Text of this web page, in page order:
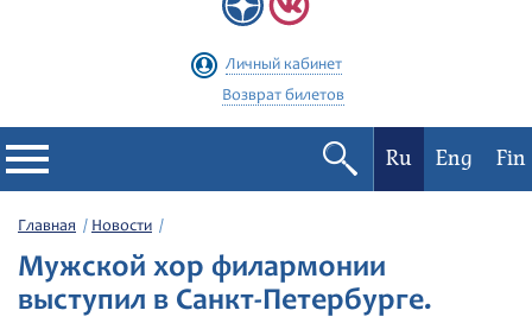
Личный кабинет
Возврат билетов
Филармония
Афиша
Ru Eng Fin
Главная Новости
Мужской хор филармонии
выступил в Санкт-Петербурге.